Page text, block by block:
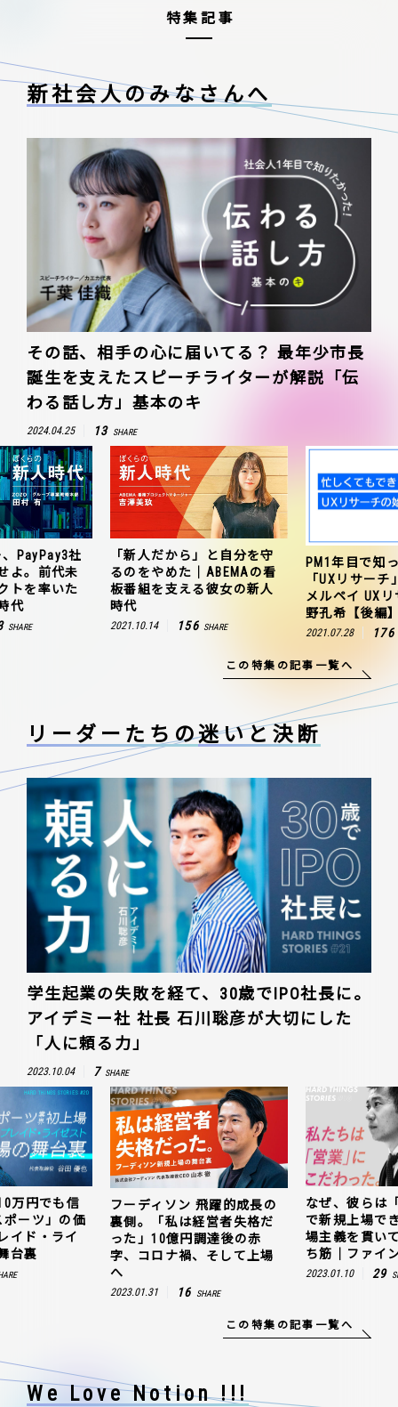
特集記事
新社会人のみなさんへ
その話、相手の心に届いてる？ 最年少市長
誕生を支えたスピーチライターが解説「伝
わる話し方」基本のキ
2024.04.25 13 SHARE
PayPay3社
よ。前代未
トを率いた
代
SHARE
「新人だから」と自分を守
るのをやめた｜ABEMAの看
板番組を支える彼女の新人
時代
2021.10.14 156 SHARE
PM1年目で知
「UXリサー
メルペイ UX
野孔希【後編
2021.07.28 176
この特集の記事一覧へ
リーダーたちの迷いと決断
学生起業の失敗を経て、30歳でIPO社長に。
アイデミー社 社長 石川聡彦が大切にした
「人に頼る力」
2023.10.04 7 SHARE
万円でも信
ーツ」の価
イド・ライ
台裏
フーディソン 飛躍的成長の
裏側。「私は経営者失格だ
った」10億円調達後の赤
字、コロナ禍、そして上場
へ
2023.01.31 16 SHARE
なぜ、彼らは
で新規上場で
場主義を貫い
ち筋｜ファイ
2023.01.10 29
この特集の記事一覧へ
We Love Notion !!!